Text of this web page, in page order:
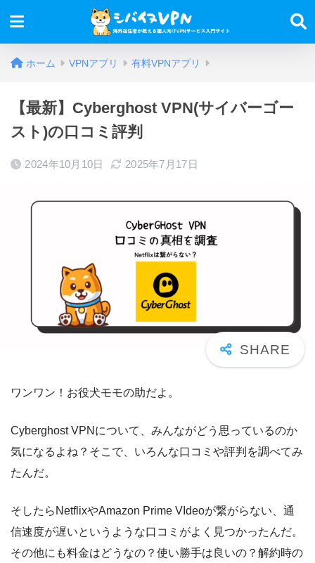
ホーム VPNアプリ 有料VPNアプリ
【最新】Cyberghost VPN(サイバーゴー
スト)の口コミ評判
2024年10月10日 2025年7月17日
ワンワン！お役犬モモの助だよ。
Cyberghost VPNについて、みんながどう思っているのか
気になるよね？そこで、いろんな口コミや評判を調べてみ
たんだ。
そしたらNetflixやAmazon Prime VIdeoが繋がらない、通
信速度が遅いというような口コミがよく見つかったんだ。
その他にも料金はどうなの？使い勝手は良いの？解約時の